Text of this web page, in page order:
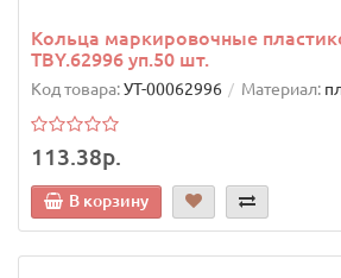
Кольца маркировочные
TBY.62996 уп.50 шт.
Код товара:УТ-00062996 Материал:
113.38р.
В корзину